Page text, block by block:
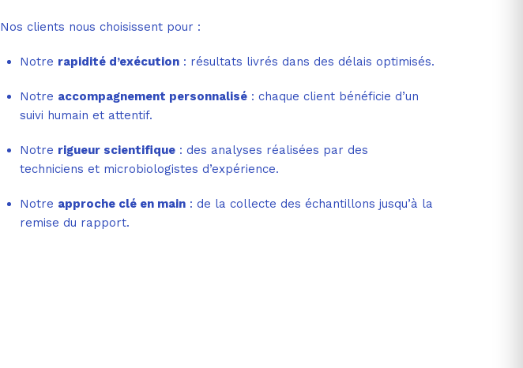
Nos clients nous choisissent pour :
Notre rapidité d’exécution : résultats livrés dans des délais optimisés.
Notre accompagnement personnalisé : chaque client bénéficie d’un
suivi humain et attentif.
Notre rigueur scientifique : des analyses réalisées par des
techniciens et microbiologistes d’expérience.
Notre approche clé en main : de la collecte des échantillons jusqu’à la
remise du rapport.